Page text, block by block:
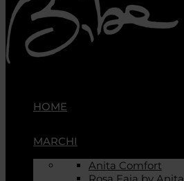
HOME
MARCHI
Anita Comfort